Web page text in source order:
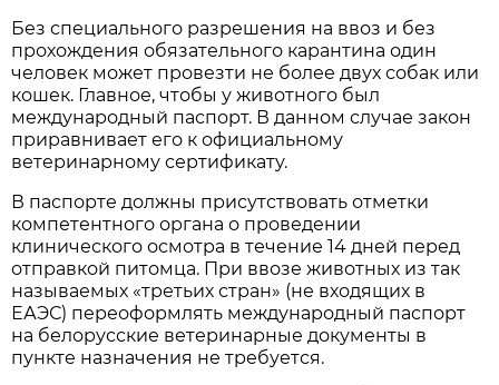
Без специального разрешения на ввоз и без
прохождения обязательного карантина один
человек может провезти не более двух собак или
кошек. Главное, чтобы у животного был
международный паспорт. В данном случае закон
приравнивает его к официальному
ветеринарному сертификату.
В паспорте должны присутствовать отметки
компетентного органа о проведении
клинического осмотра в течение 14 дней перед
отправкой питомца. При ввозе животных из так
называемых «третьих стран» (не входящих в
ЕАЭС) переоформлять международный паспорт
на белорусские ветеринарные документы в
пункте назначения не требуется.